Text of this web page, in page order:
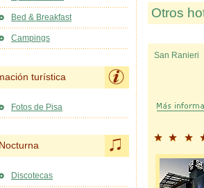
Otros
San Ranieri
Bed & Breakfast
Campings
turística
Fotos de Pisa
Discotecas